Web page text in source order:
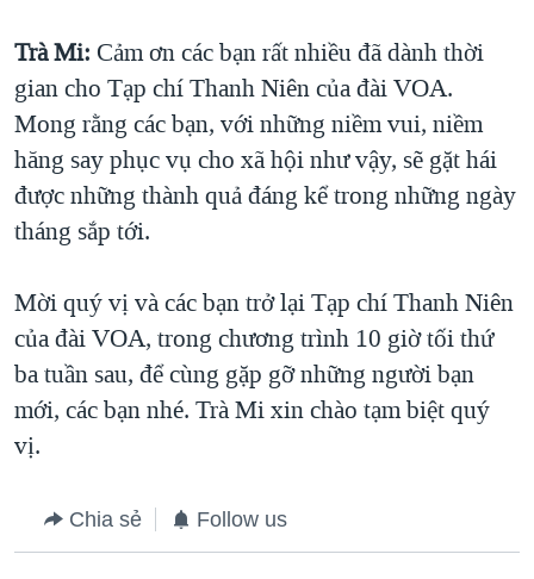
Trà Mi: Cảm ơn các bạn rất nhiều đã dành thời
gian cho Tạp chí Thanh Niên của đài VOA.
Mong rằng các bạn, với những niềm vui, niềm
hăng say phục vụ cho xã hội như vậy, sẽ gặt hái
được những thành quả đáng kể trong những ngày
tháng sắp tới.
Mời quý vị và các bạn trở lại Tạp chí Thanh Niên
của đài VOA, trong chương trình 10 giờ tối thứ
ba tuần sau, để cùng gặp gỡ những người bạn
mới, các bạn nhé. Trà Mi xin chào tạm biệt quý
vị.
Chia sẻ Follow us